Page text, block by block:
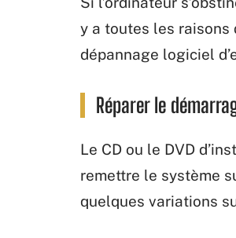
y a toutes les raisons
dépannage logiciel
Réparer le
Le CD ou le DVD
remettre le système
quelques variations